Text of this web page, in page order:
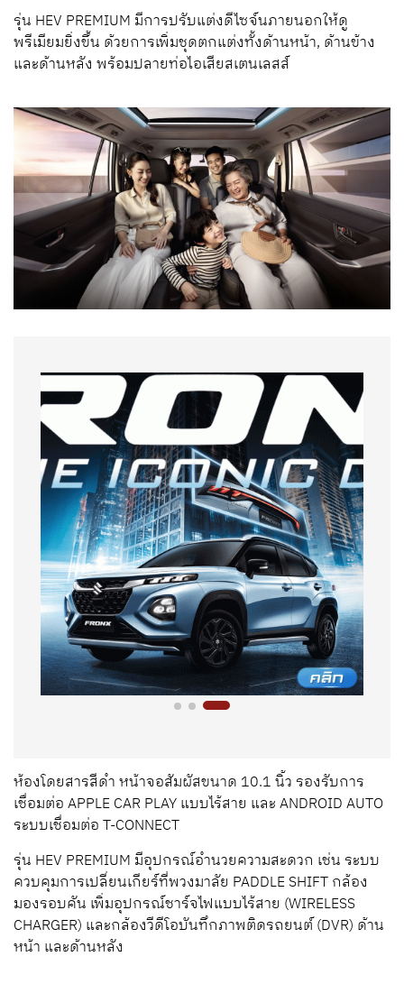
รุ่น HEV PREMIUM มีการปรับแต่งดีไซจ์นภายนอกให้ดู
พรีเมียมยิ่งขึ้น ด้วยการเพิ่มชุดตกแต่งทั้งด้านหน้า, ด้านข้าง
และด้านหลัง พร้อมปลายท่อไอเสียสเตนเลสส์
ห้องโดยสารสีดำ หน้าจอสัมผัสขนาด 10.1 นิ้ว รองรับการ
เชื่อมต่อ APPLE CAR PLAY แบบไร้สาย และ ANDROID AUTO
ระบบเชื่อมต่อ T-CONNECT
รุ่น HEV PREMIUM มีอุปกรณ์อำนวยความสะดวก เช่น ระบบ
ควบคุมการเปลี่ยนเกียร์ที่พวงมาลัย PADDLE SHIFT กล้อง
มองรอบคัน เพิ่มอุปกรณ์ชาร์จไฟแบบไร้สาย (WIRELESS
CHARGER) และกล้องวีดีโอบันทึกภาพติดรถยนต์ (DVR) ด้าน
หน้า และด้านหลัง